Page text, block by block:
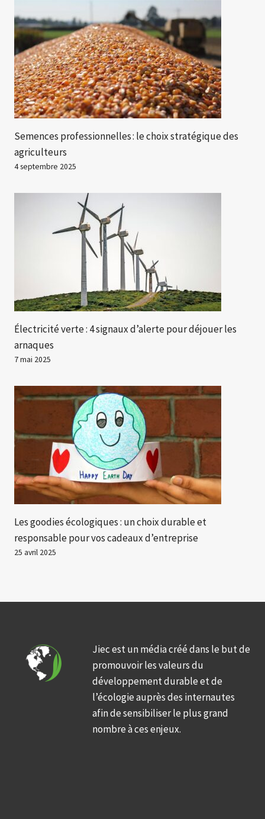
Semences professionnelles : le choix stratégique des
agriculteurs
4 septembre 2025
Électricité verte : 4 signaux d’alerte pour déjouer les
arnaques
7 mai 2025
Les goodies écologiques : un choix durable et
responsable pour vos cadeaux d’entreprise
25 avril 2025
Jiec est un média créé dans le but de
promouvoir les valeurs du
développement durable et de
l’écologie auprès des internautes
afin de sensibiliser le plus grand
nombre à ces enjeux.